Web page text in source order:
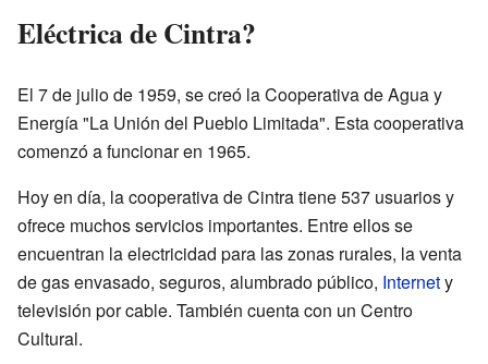
Eléctrica de Cintra?
El 7 de julio de 1959, se creó la Cooperativa de Agua y
Energía "La Unión del Pueblo Limitada". Esta cooperativa
comenzó a funcionar en 1965.
Hoy en día, la cooperativa de Cintra tiene 537 usuarios y
ofrece muchos servicios importantes. Entre ellos se
encuentran la electricidad para las zonas rurales, la venta
de gas envasado, seguros, alumbrado público, Internety
televisión por cable. También cuenta con un Centro
Cultural.